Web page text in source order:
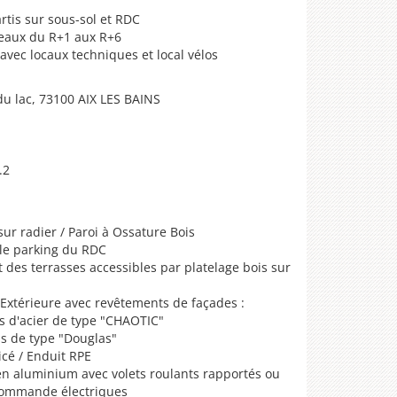
sur sous-sol et RDC
du R+1 aux R+6
locaux techniques et local vélos
lac, 73100 AIX LES BAINS
radier / Paroi à Ossature Bois
parking du RDC
des terrasses accessibles par platelage bois sur
avec revêtements de façades :
d'acier de type "CHAOTIC"
de type "Douglas"
/ Enduit RPE
aluminium avec volets roulants rapportés ou
électriques